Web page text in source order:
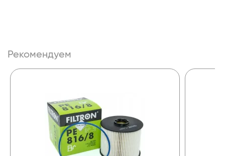
Рекомендуем